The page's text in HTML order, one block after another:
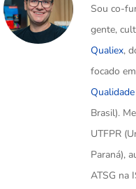
Sou co-
gente,
Qualiex,
focado
Qualidade
Brasil).
UTFPR
Paraná),
ATSG na